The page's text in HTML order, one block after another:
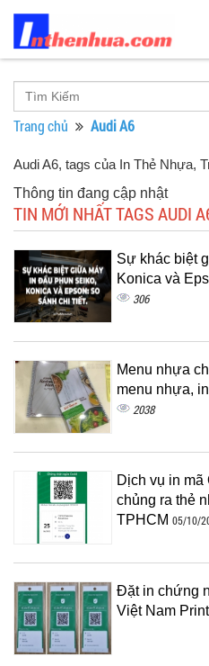
Trang chủ Audi A6
Audi A6, tags của In Thẻ Nhựa,
Thông tin đang cập nhật
TIN MỚI NHẤT TAGS AUDI
Sự khác biệt
Konica và
306
Menu nhựa
menu nhựa,
2038
Dịch vụ in mã
chủng ra thẻ
TPHCM 05/10/
Đặt in chứng
Việt Nam